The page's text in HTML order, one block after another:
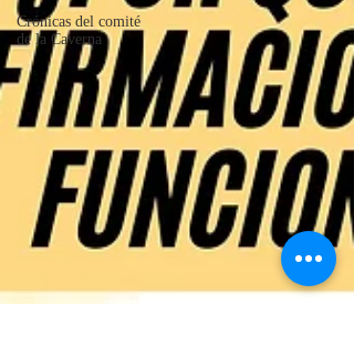
Crónicas del comité
de la Caverna